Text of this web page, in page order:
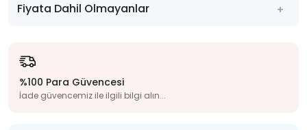
Fiyata Dahil Olmayanlar
%100 Para Güvencesi
İade güvencemiz ile ilgili bilgi alın...